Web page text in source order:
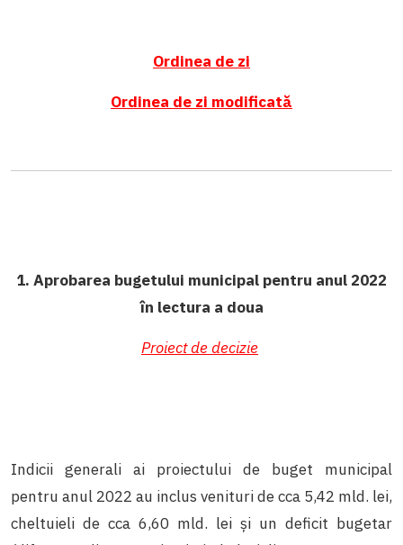
Ordinea de zi
Ordinea de zi modificată
1. Aprobarea bugetului municipal pentru anul 2022
în lectura a doua
Proiect de decizie
Indicii generali ai proiectului de buget municipal
pentru anul 2022 au inclus venituri de cca 5,42 mld. lei,
cheltuieli de cca 6,60 mld. lei și un deficit bugetar